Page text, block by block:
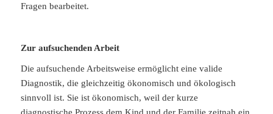
Fragen bearbeitet.
Zur aufsuchenden Arbeit
Die aufsuchende Arbeitsweise ermöglicht eine valide
Diagnostik, die gleichzeitig ökonomisch und ökologisch
sinnvoll ist. Sie ist ökonomisch, weil der kurze